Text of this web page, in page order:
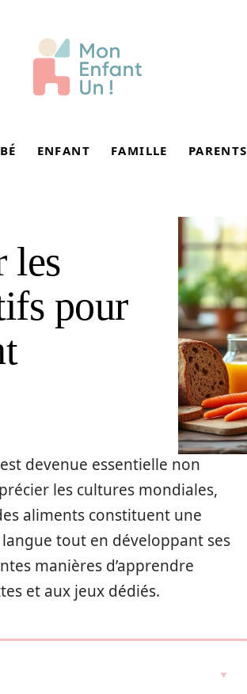
ENFANT FAMILLE PARENTS
les
pour
devenue essentielle non
les cultures mondiales,
aliments constituent une
tout en développant ses
manières d’apprendre
et aux jeux dédiés.